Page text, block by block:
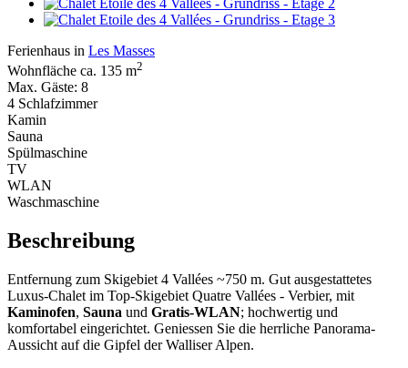
Ferienhaus in Les Masses
Wohnfläche ca. 135 m2
Max. Gäste: 8
4 Schlafzimmer
Kamin
Sauna
Spülmaschine
TV
WLAN
Waschmaschine
Beschreibung
Entfernung zum Skigebiet 4 Vallées ~750 m. Gut ausgestattetes
Luxus-Chalet im Top-Skigebiet Quatre Vallées - Verbier, mit
Kaminofen, Sauna und Gratis-WLAN; hochwertig und
komfortabel eingerichtet. Geniessen Sie die herrliche Panorama-
Aussicht auf die Gipfel der Walliser Alpen.